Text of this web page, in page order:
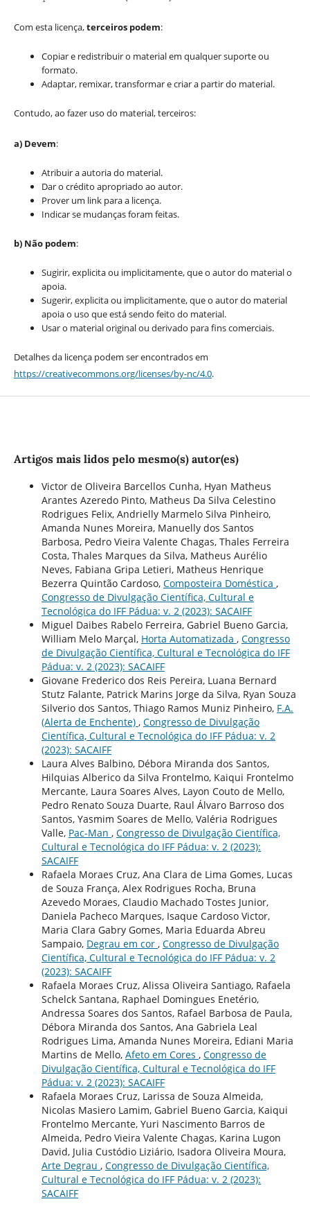
Com esta licença,terceiros podem:
Copiar e redistribuir o material em qualquer suporte ou
formato.
Adaptar, remixar, transformar e criar a partir do material.
Contudo, ao fazer uso do material, terceiros:
a) Devem:
Atribuir a autoria do material.
Dar o crédito apropriado ao autor.
Prover um link para a licença.
Indicar se mudanças foram feitas.
b) Não podem:
Sugirir, explicita ou implicitamente, que o autor do material o
apoia.
Sugerir, explicita ou implicitamente, que o autor do material
apoia o uso que está sendo feito do material.
Usar o material original ou derivado para fins comerciais.
Detalhes da licença podem ser encontrados em
https://creativecommons.org/licenses/by-nc/4.0.
Artigos mais lidos pelo mesmo(s) autor(es)
Victor de Oliveira Barcellos Cunha, Hyan Matheus
Arantes Azeredo Pinto, Matheus Da Silva Celestino
Rodrigues Felix, Andrielly Marmelo Silva Pinheiro,
Amanda Nunes Moreira, Manuelly dos Santos
Barbosa, Pedro Vieira Valente Chagas, Thales Ferreira
Costa, Thales Marques da Silva, Matheus Aurélio
Neves, Fabiana Gripa Letieri, Matheus Henrique
Bezerra Quintão Cardoso, Composteira Doméstica ,
Congresso de Divulgação Científica, Cultural e
Tecnológica do IFF Pádua: v. 2 (2023): SACAIFF
Miguel Daibes Rabelo Ferreira, Gabriel Bueno Garcia,
William Melo Marçal, Horta Automatizada , Congresso
de Divulgação Científica, Cultural e Tecnológica do IFF
Pádua: v. 2 (2023): SACAIFF
Giovane Frederico dos Reis Pereira, Luana Bernard
Stutz Falante, Patrick Marins Jorge da Silva, Ryan Souza
Silverio dos Santos, Thiago Ramos Muniz Pinheiro, F.A.
(Alerta de Enchente) , Congresso de Divulgação
Científica, Cultural e Tecnológica do IFF Pádua: v. 2
(2023): SACAIFF
Laura Alves Balbino, Débora Miranda dos Santos,
Hilquias Alberico da Silva Frontelmo, Kaiqui Frontelmo
Mercante, Laura Soares Alves, Layon Couto de Mello,
Pedro Renato Souza Duarte, Raul Álvaro Barroso dos
Santos, Yasmim Soares de Mello, Valéria Rodrigues
Valle, Pac-Man , Congresso de Divulgação Científica,
Cultural e Tecnológica do IFF Pádua: v. 2 (2023):
SACAIFF
Rafaela Moraes Cruz, Ana Clara de Lima Gomes, Lucas
de Souza França, Alex Rodrigues Rocha, Bruna
Azevedo Moraes, Claudio Machado Tostes Junior,
Daniela Pacheco Marques, Isaque Cardoso Victor,
Maria Clara Gabry Gomes, Maria Eduarda Abreu
Sampaio, Degrau em cor , Congresso de Divulgação
Científica, Cultural e Tecnológica do IFF Pádua: v. 2
(2023): SACAIFF
Rafaela Moraes Cruz, Alissa Oliveira Santiago, Rafaela
Schelck Santana, Raphael Domingues Enetério,
Andressa Soares dos Santos, Rafael Barbosa de Paula,
Débora Miranda dos Santos, Ana Gabriela Leal
Rodrigues Lima, Amanda Nunes Moreira, Ediani Maria
Martins de Mello, Afeto em Cores , Congresso de
Divulgação Científica, Cultural e Tecnológica do IFF
Pádua: v. 2 (2023): SACAIFF
Rafaela Moraes Cruz, Larissa de Souza Almeida,
Nicolas Masiero Lamim, Gabriel Bueno Garcia, Kaiqui
Frontelmo Mercante, Yuri Nascimento Barros de
Almeida, Pedro Vieira Valente Chagas, Karina Lugon
David, Julia Custódio Liziário, Isadora Oliveira Moura,
Arte Degrau , Congresso de Divulgação Científica,
Cultural e Tecnológica do IFF Pádua: v. 2 (2023):
SACAIFF